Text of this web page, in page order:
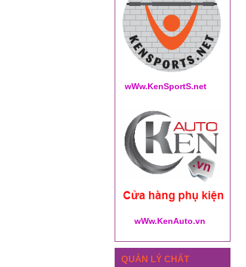
wWw.KenSportS.net
wWw.KenAuto.vn
QUẢN LÝ CHẤT